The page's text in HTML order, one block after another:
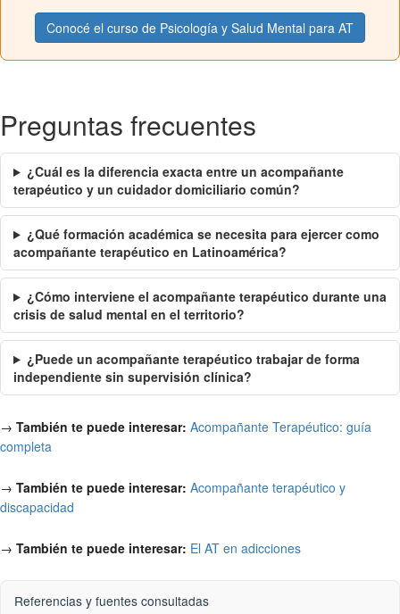
Conocé el curso de Psicología y Salud Mental para AT
Preguntas frecuentes
¿Cuál es la diferencia exacta entre un acompañante
terapéutico y un cuidador domiciliario común?
¿Qué formación académica se necesita para ejercer como
acompañante terapéutico en Latinoamérica?
¿Cómo interviene el acompañante terapéutico durante una
crisis de salud mental en el territorio?
¿Puede un acompañante terapéutico trabajar de forma
independiente sin supervisión clínica?
→ También te puede interesar: Acompañante Terapéutico: guía
completa
→ También te puede interesar: Acompañante terapéutico y
discapacidad
→ También te puede interesar: El AT en adicciones
Referencias y fuentes consultadas